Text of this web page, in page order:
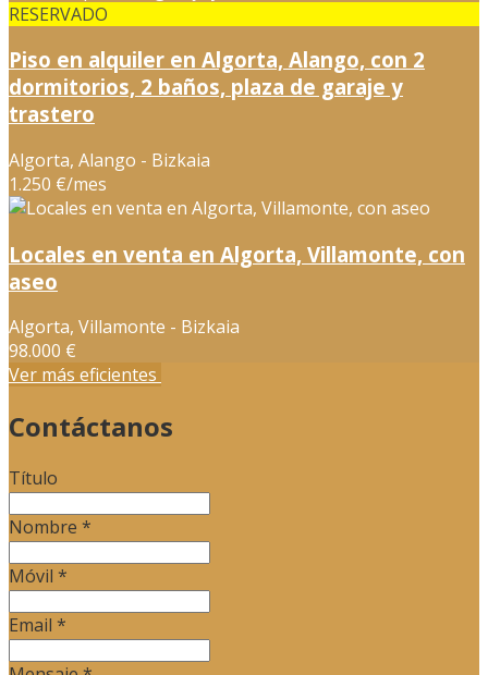
RESERVADO
Piso en alquiler en Algorta, Alango, con 2
dormitorios, 2 baños, plaza de garaje y
trastero
Algorta, Alango - Bizkaia
1.250 €/mes
Locales en venta en Algorta, Villamonte, con
aseo
Algorta, Villamonte - Bizkaia
98.000 €
Ver más eficientes
Contáctanos
Título
Nombre *
Móvil *
Email *